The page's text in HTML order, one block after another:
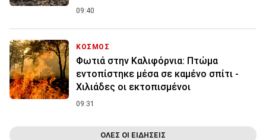
09:40
ΚΟΣΜΟΣ
Φωτιά στην Καλιφόρνια: Πτώμα
εντοπίστηκε μέσα σε καμένο σπίτι -
Χιλιάδες οι εκτοπισμένοι
09:31
ΟΛΕΣ ΟΙ ΕΙΔΗΣΕΙΣ